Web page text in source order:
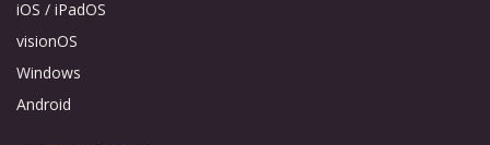
iOS / iPadOS
visionOS
Windows
Android